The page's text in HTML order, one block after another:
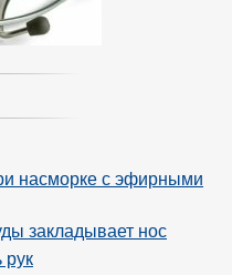
насморке с эфирными
закладывает нос
рук